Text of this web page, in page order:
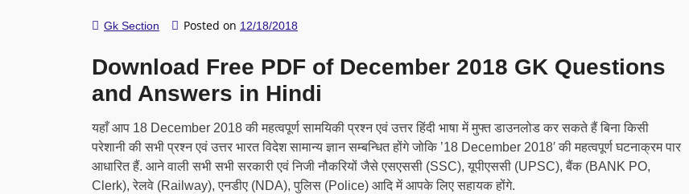
Gk Section Posted on 12/18/2018
Download Free PDF of December 2018 GK Questions
and Answers in Hindi
यहाँ आप 18 December 2018 की महत्वपूर्ण सामयिकी प्रश्न एवं उत्तर हिंदी भाषा में मुफ्त डाउनलोड कर सकते हैं बिना किसी
परेशानी की सभी प्रश्न एवं उत्तर भारत विदेश सामान्य ज्ञान सम्बन्धित होंगे जोकि ’18 December 2018′ की महत्वपूर्ण घटनाक्रम पार
आधारित हैं. आने वाली सभी सभी सरकारी एवं निजी नौकरियों जैसे एसएससी (SSC), यूपीएससी (UPSC), बैंक (BANK PO,
Clerk), रेलवे (Railway), एनडीए (NDA), पुलिस (Police) आदि में आपके लिए सहायक होंगे.